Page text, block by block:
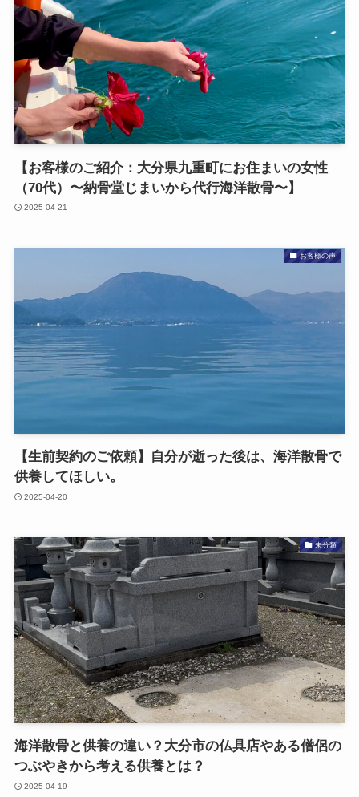
【お客様の​ご紹介：大分県九重町に​お住まいの​女性​
（70代）〜納骨堂じまいから​代行海洋散骨〜】
2025-04-21
お客様の声
【生前契約の​ご依頼】自分が​逝った​後は、​海洋散骨で​
供養して​ほしい。
2025-04-20
未分類
海洋散骨と​供養の​違い？​大分市の​仏具店や​ある​僧侶の​
つぶやきから​考える​供養とは？
2025-04-19